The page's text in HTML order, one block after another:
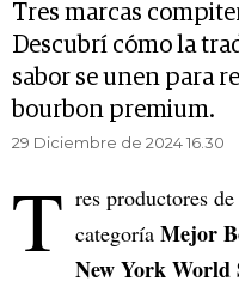
Tres marcas
Descubrí cómo la
sabor se unen para
bourbon premium.
29 Diciembre de 2024 16.30
T res productores
categoría Mejor
New York